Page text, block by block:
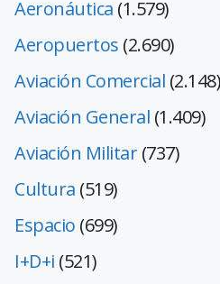
Aeronáutica (1.579)
Aeropuertos (2.690)
Aviación Comercial (2.148)
Aviación General (1.409)
Aviación Militar(737)
Cultura (519)
Espacio (699)
I+D+i (521)